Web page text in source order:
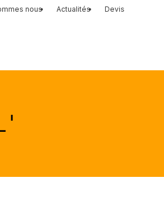
nous Actualités Devis